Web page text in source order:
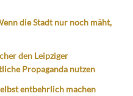
die Stadt nur noch mäht,
den Leipziger
Propaganda nutzen
entbehrlich machen